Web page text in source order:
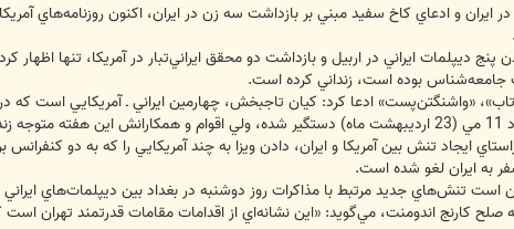
ايران و ادعاي كاخ سفيد مبني بر بازداشت سه زن در ايران، اكنون روزنامه‌هاي
ديپلمات ايراني در اربيل و بازداشت دو محقق ايراني‌تبار در آمريكا، تنها اظهار
جامعه‌شناس بوده است، زنداني كرده است.
«واشنگتن‌پست» ادعا كرد: كيان تاجبخش، چهارمين ايراني ـ آمريكايي است كه
ايجاد تنش بين آمريكا و ايران، دادن ويزا به چند آمريكايي را كه به دو
سفر به ايران لغو شده است.
است تنش‌هاي جديد مرتبط با مذاكرات روز دوشنبه در بغداد بين ديپلمات‌هاي ايراني
كارنج اندومنت، مي‌گويد: «اين نشانه‌اي از اقدامات مقامات قدرتمند تهران